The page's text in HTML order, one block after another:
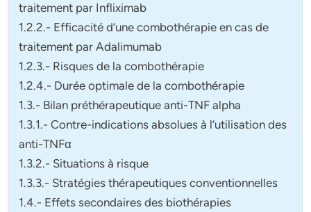
traitement par Infliximab
1.2.2.- Efficacité d’une combothérapie en cas de
traitement par Adalimumab
1.2.3.- Risques de la combothérapie
1.2.4.- Durée optimale de la combothérapie
1.3.- Bilan préthérapeutique anti-TNF alpha
1.3.1.- Contre-indications absolues à l’utilisation des
anti-TNFα
1.3.2.- Situations à risque
1.3.3.- Stratégies thérapeutiques conventionnelles
1.4.- Effets secondaires des biothérapies